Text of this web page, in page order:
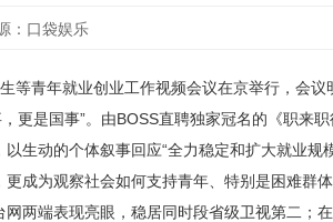
口袋娱乐
等青年就业创业工作视频会议在京举行，会
更是国事”。由BOSS直聘独家冠名的《职来
生动的个体叙事回应“全力稳定和扩大就业规
成为观察社会如何支持青年、特别是困难群
两端表现亮眼，稳居同时段省级卫视第二；